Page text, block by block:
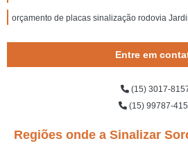
orçamento de placas sinalização rodovia
cotação de placas de sinalização em rodovia
cotação de placas sinalização para rodovia
placa de sinalização rodovia Atibaia
placas de sinalização em rodovia Jardim do Sol
placas de sinalização de vias urbanas
Entre em
(15) 3017-
(15) 99787-
Regiões onde a Sinalizar